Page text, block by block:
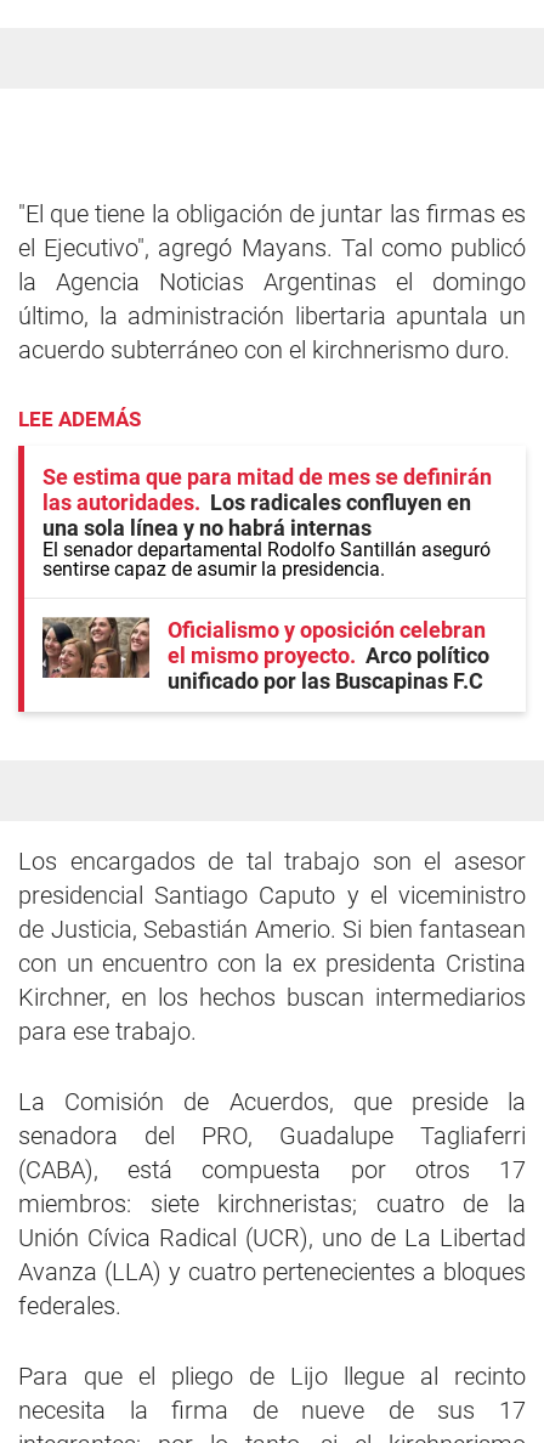
"El que tiene la obligación de juntar las firmas es
el Ejecutivo", agregó Mayans. Tal como publicó
la Agencia Noticias Argentinas el domingo
último, la administración libertaria apuntala un
acuerdo subterráneo con el kirchnerismo duro.
LEE ADEMÁS
Se estima que para mitad de mes se definirán
las autoridades
Los radicales confluyen en
una sola línea y no habrá internas
El senador departamental Rodolfo Santillán aseguró
sentirse capaz de asumir la presidencia.
Oficialismo y oposición celebran
el mismo proyecto
Arco político
unificado por las Buscapinas F.C
Los encargados de tal trabajo son el asesor
presidencial Santiago Caputo y el viceministro
de Justicia, Sebastián Amerio. Si bien fantasean
con un encuentro con la ex presidenta Cristina
Kirchner, en los hechos buscan intermediarios
para ese trabajo.
La Comisión de Acuerdos, que preside la
senadora del PRO, Guadalupe Tagliaferri
(CABA), está compuesta por otros 17
miembros: siete kirchneristas; cuatro de la
Unión Cívica Radical (UCR), uno de La Libertad
Avanza (LLA) y cuatro pertenecientes a bloques
federales.
Para que el pliego de Lijo llegue al recinto
necesita la firma de nueve de sus 17